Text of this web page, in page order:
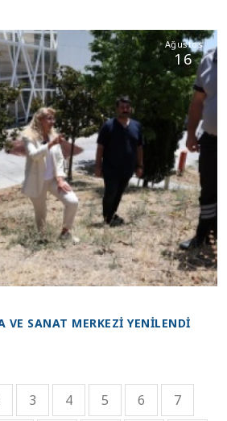
Ağustos
16
VE SANAT MERKEZİ YENİLENDİ
3 4 5 6
7